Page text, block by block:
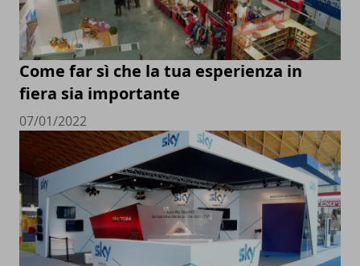
Come far sì che la tua esperienza in
fiera sia importante
07/01/2022